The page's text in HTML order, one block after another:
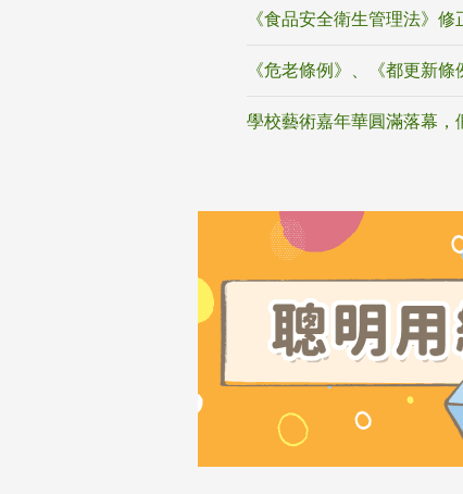
《食品安全衛生管理法》修
《危老條例》、《都更新條
學校藝術嘉年華圓滿落幕，